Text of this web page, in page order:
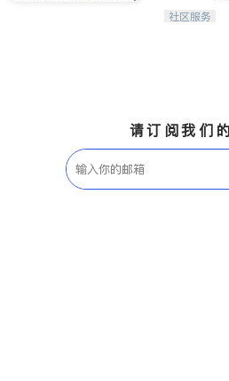
连接家长
社区服务
请订阅我们